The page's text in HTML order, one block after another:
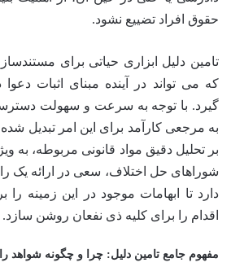
حقوق افراد تضییع نشود.
تامین دلیل ابزاری حیاتی برای
که می تواند در آینده مبنای اثبات
گیرد. با توجه به سرعت و سهولت
به مرجعی کارآمد برای این امر تبدیل
شوراهای حل اختلاف، سعی در ارائه یک
دارد تا ابهامات موجود در این زمینه
اقدام را برای کلیه ذی نفعان روشن سازد.
مفهوم جامع تامین دلیل: چرا و چگونه شواهد